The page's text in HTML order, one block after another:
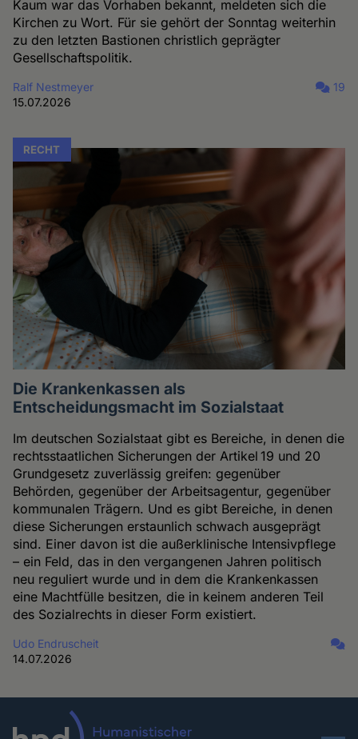
Kaum war das Vorhaben bekannt, meldeten sich die
Kirchen zu Wort. Für sie gehört der Sonntag weiterhin
zu den letzten Bastionen christlich geprägter
Gesellschaftspolitik.
Ralf Nestmeyer
15.07.2026
19
RECHT
Die Krankenkassen als
Entscheidungsmacht im Sozialstaat
Im deutschen Sozialstaat gibt es Bereiche, in denen die
rechtsstaatlichen Sicherungen der Artikel 19 und 20
Grundgesetz zuverlässig greifen: gegenüber
Behörden, gegenüber der Arbeitsagentur, gegenüber
kommunalen Trägern. Und es gibt Bereiche, in denen
diese Sicherungen erstaunlich schwach ausgeprägt
sind. Einer davon ist die außerklinische Intensivpflege
– ein Feld, das in den vergangenen Jahren politisch
neu reguliert wurde und in dem die Krankenkassen
eine Machtfülle besitzen, die in keinem anderen Teil
des Sozialrechts in dieser Form existiert.
Udo Endruscheit
14.07.2026